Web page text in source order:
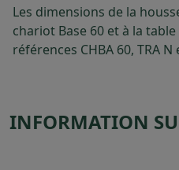
Les dimensions de la
chariot Base 60 et à la
références CHBA 60, TRA N
INFORMATION